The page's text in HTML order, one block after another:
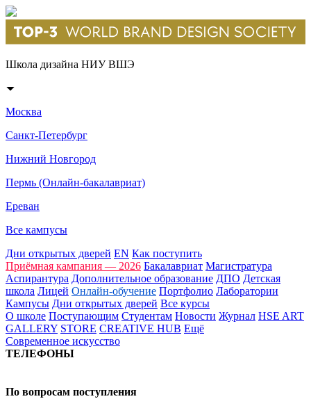
Школа дизайна НИУ ВШЭ
Москва
Санкт-Петербург
Нижний Новгород
Пермь (Онлайн-бакалавриат)
Ереван
Все кампусы
Дни открытых дверей EN Как поступить
Приёмная кампания — 2026 Бакалавриат Магистратура
Аспирантура Дополнительное образование ДПО Детская
школа Лицей Онлайн-обучение Портфолио Лаборатории
Кампусы Дни открытых дверей Все курсы
О школе Поступающим Студентам Новости Журнал HSE ART
GALLERY STORE CREATIVE HUB Ещё
Современное искусство
ТЕЛЕФОНЫ
По вопросам поступления